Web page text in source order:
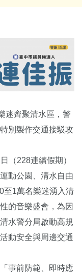
迷齊聚清水區，警
別製作交通接駁攻
（228連續假期）
動公園、清水自由
至1萬名樂迷湧入清
的音樂盛會，為因
水警分局啟動高規
動安全與周邊交通
事前防範、即時應